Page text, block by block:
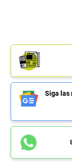
Siga las